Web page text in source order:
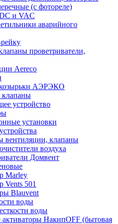
(с фотореле)
и VAC
аварийного
проветриватели,
Aereco
АЭРЭКО
устройство
установки
клапаны
воздуха
Домвент
Marley
Vents 501
Blauvent
воды
воды
НакипOFF (бытовая